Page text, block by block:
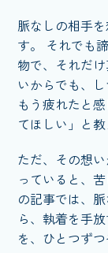
脈なしの相手
す。 それでも
物で、それだ
いからでも、
もう疲れたと
てほしい」と
ただ、その想
っていると、
の記事では、
ら、執着を手
を、ひとつず